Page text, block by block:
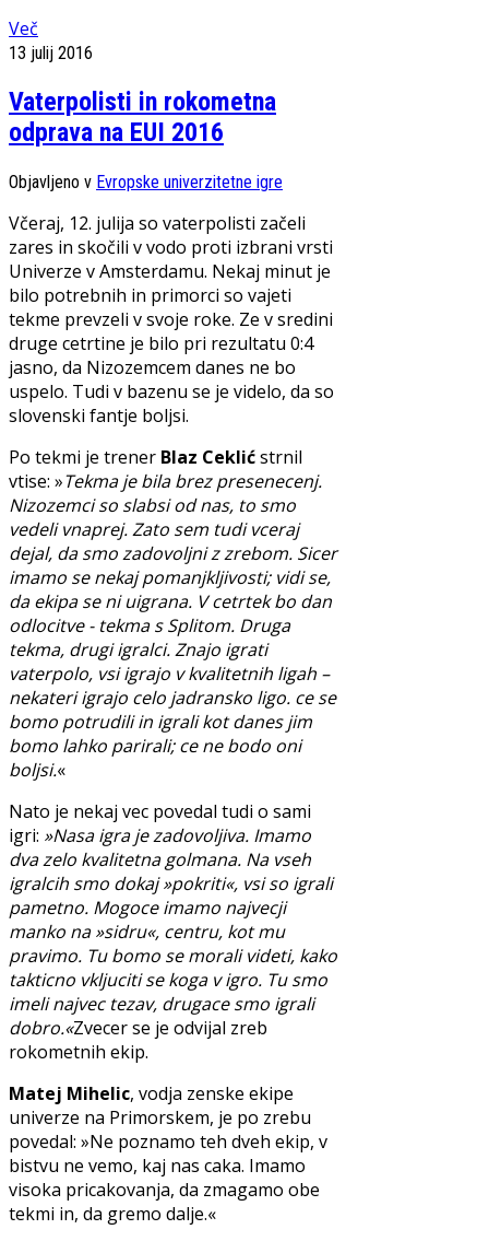
Več
13 julij 2016
Vaterpolisti in rokometna
odprava na EUI 2016
Objavljeno v Evropske univerzitetne igre
Včeraj, 12. julija so vaterpolisti začeli
zares in skočili v vodo proti izbrani vrsti
Univerze v Amsterdamu. Nekaj minut je
bilo potrebnih in primorci so vajeti
tekme prevzeli v svoje roke. Ze v sredini
druge cetrtine je bilo pri rezultatu 0:4
jasno, da Nizozemcem danes ne bo
uspelo. Tudi v bazenu se je videlo, da so
slovenski fantje boljsi.
Po tekmi je trener Blaz Ceklićstrnil
vtise: »Tekma je bila brez presenecenj.
Nizozemci so slabsi od nas, to smo
vedeli vnaprej. Zato sem tudi vceraj
dejal, da smo zadovoljni z zrebom. Sicer
imamo se nekaj pomanjkljivosti; vidi se,
da ekipa se ni uigrana. V cetrtek bo dan
odlocitve - tekma s Splitom. Druga
tekma, drugi igralci. Znajo igrati
vaterpolo, vsi igrajo v kvalitetnih ligah –
nekateri igrajo celo jadransko ligo. ce se
bomo potrudili in igrali kot danes jim
bomo lahko parirali; ce ne bodo oni
boljsi.«
Nato je nekaj vec povedal tudi o sami
igri: »Nasa igra je zadovoljiva. Imamo
dva zelo kvalitetna golmana. Na vseh
igralcih smo dokaj »pokriti«, vsi so igrali
pametno. Mogoce imamo najvecji
manko na »sidru«, centru, kot mu
pravimo. Tu bomo se morali videti, kako
takticno vkljuciti se koga v igro. Tu smo
imeli najvec tezav, drugace smo igrali
dobro.«Zvecer se je odvijal zreb
rokometnih ekip.
Matej Mihelic, vodja zenske ekipe
univerze na Primorskem, je po zrebu
povedal: »Ne poznamo teh dveh ekip, v
bistvu ne vemo, kaj nas caka. Imamo
visoka pricakovanja, da zmagamo obe
tekmi in, da gremo dalje.«